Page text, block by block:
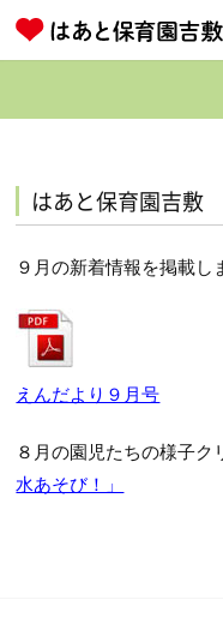
はあと保育園吉敷
９月の新着情報を掲載し
えんだより９月号
８月の園児たちの様子
水あそび！」